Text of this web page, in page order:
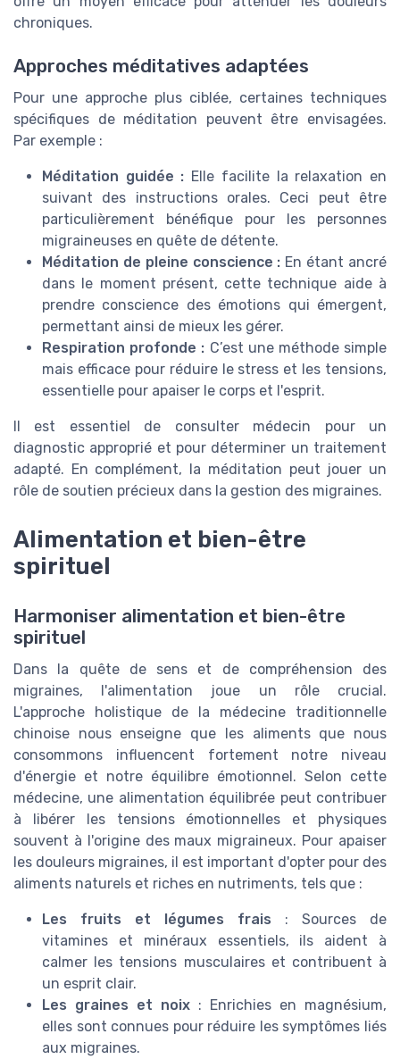
chroniques.
Approches méditatives adaptées
Pour une approche plus ciblée, certaines techniques
spécifiques de méditation peuvent être envisagées.
Par exemple :
Méditation guidée : Elle facilite la relaxation en
suivant des instructions orales. Ceci peut être
particulièrement bénéfique pour les personnes
migraineuses en quête de détente.
Méditation de pleine conscience : En étant ancré
dans le moment présent, cette technique aide à
prendre conscience des émotions qui émergent,
permettant ainsi de mieux les gérer.
Respiration profonde : C’est une méthode simple
mais efficace pour réduire le stress et les tensions,
essentielle pour apaiser le corps et l'esprit.
Il est essentiel de consulter médecin pour un
diagnostic approprié et pour déterminer un traitement
adapté. En complément, la méditation peut jouer un
rôle de soutien précieux dans la gestion des migraines.
Alimentation et bien-être
spirituel
Harmoniser alimentation et bien-être
spirituel
Dans la quête de sens et de compréhension des
migraines, l'alimentation joue un rôle crucial.
L'approche holistique de la médecine traditionnelle
chinoise nous enseigne que les aliments que nous
consommons influencent fortement notre niveau
d'énergie et notre équilibre émotionnel. Selon cette
médecine, une alimentation équilibrée peut contribuer
à libérer les tensions émotionnelles et physiques
souvent à l'origine des maux migraineux. Pour apaiser
les douleurs migraines, il est important d'opter pour des
aliments naturels et riches en nutriments, tels que :
Les fruits et légumes frais : Sources de
vitamines et minéraux essentiels, ils aident à
calmer les tensions musculaires et contribuent à
un esprit clair.
Les graines et noix : Enrichies en magnésium,
elles sont connues pour réduire les symptômes liés
aux migraines.